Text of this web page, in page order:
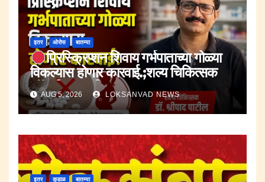
इतर ओरोस बातम्या
प्रिस्क्रिप्शन शिवाय गर्भपाताच्या गोळ्या
विकल्यास होणार कारवाई.;शल्य चिकित्सक
डॉ.श्रीपाद पाटील.
AUG 5, 2026 LOKSANVAD NEWS
इतर कुडाळ बातम्या